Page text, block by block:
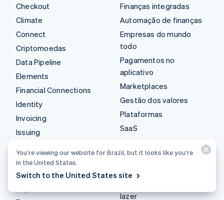
Checkout
Climate
Connect
Criptomoedas
Data Pipeline
Elements
Financial Connections
Identity
Invoicing
Issuing
Managed Payments
Links de pagamento
Finanças integradas
Automação de finanças
Empresas do mundo
todo
Pagamentos no
aplicativo
Marketplaces
Gestão dos valores
Plataformas
SaaS
Economia de criadores
lazer
You’re viewing our website for Brazil, but it looks like you’re
in the United States.
Switch to the United States site